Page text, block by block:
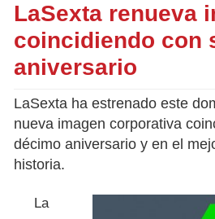
LaSexta renueva
coincidiendo con
aniversario
LaSexta ha estrenado este
nueva imagen corporativa
décimo aniversario y en el
historia.
La